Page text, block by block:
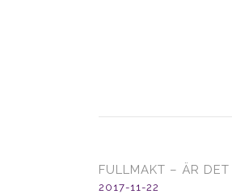
FULLMAKT – ÄR
2017-11-22